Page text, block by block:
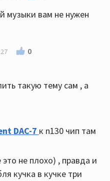
музыки вам не нужен
0
такую тему сам , а
DAC-7 к n130 чип там
не плохо) , правда и
кучка в кучке три